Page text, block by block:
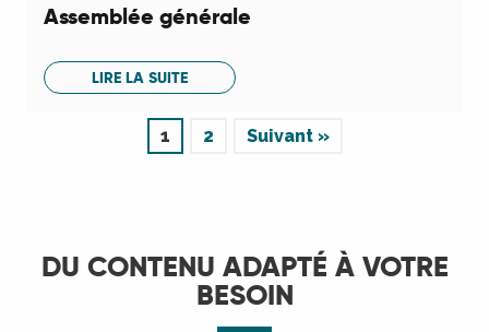
Assemblée générale
LIRE LA SUITE
1 2 Suivant »
DU CONTENU ADAPTÉ À VOTRE
BESOIN